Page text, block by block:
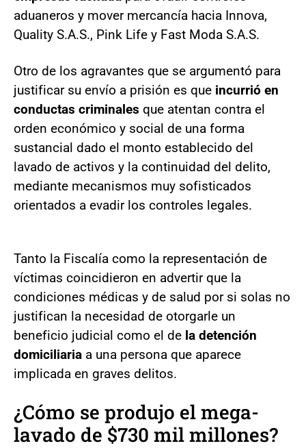
aduaneros y mover mercancía hacia Innova,
Quality S.A.S., Pink Life y Fast Moda S.A.S.
Otro de los agravantes que se argumentó para
justificar su envío a prisión es que incurrió en
conductas criminales que atentan contra el
orden económico y social de una forma
sustancial dado el monto establecido del
lavado de activos y la continuidad del delito,
mediante mecanismos muy sofisticados
orientados a evadir los controles legales.
Tanto la Fiscalía como la representación de
víctimas coincidieron en advertir que la
condiciones médicas y de salud por si solas no
justifican la necesidad de otorgarle un
beneficio judicial como el de la detención
domiciliaria a una persona que aparece
implicada en graves delitos.
¿Cómo se produjo el mega-
lavado de $730 mil millones?